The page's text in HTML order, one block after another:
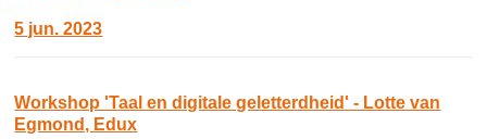
5 jun. 2023
Workshop 'Taal en digitale geletterdheid' - Lotte van
Egmond, Edux